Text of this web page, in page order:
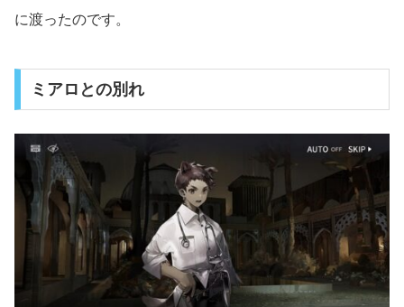
に渡ったのです。
ミアロとの別れ